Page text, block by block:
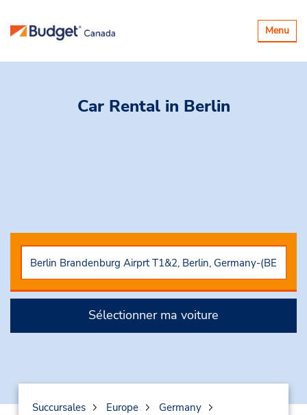
Basculer
la
Menu
Car Rental in Berlin
Sélectionner ma voiture
Succursales Europe
Germany